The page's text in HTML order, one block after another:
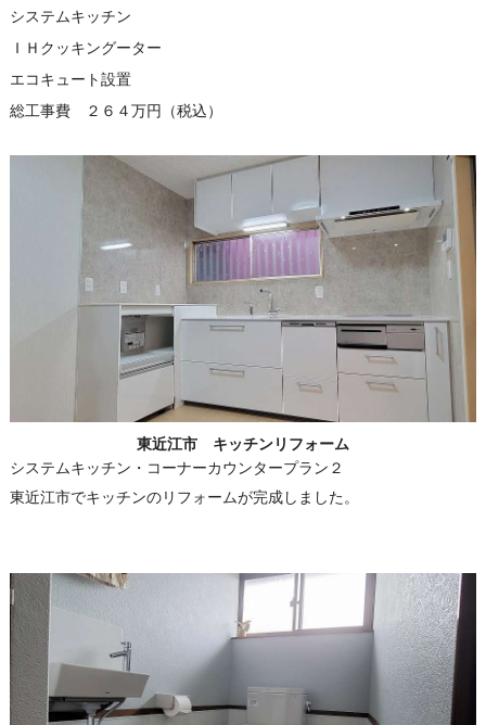
システムキッチン
ＩＨクッキングーター
エコキュート設置
総工事費 ２６４万円（税込）
東近江市 キッチンリフォーム
システムキッチン・コーナーカウンタープラン２
東近江市でキッチンのリフォームが完成しました。